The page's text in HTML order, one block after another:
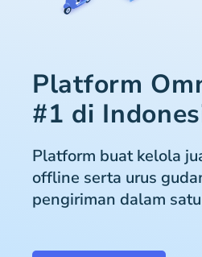
Platform
#1 di
Platform buat kelola
offline serta urus
pengiriman dalam